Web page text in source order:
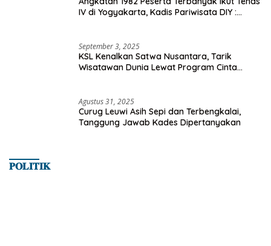
IV di Yogyakarta, Kadis Pariwisata DIY :
September 3, 2025
KSL Kenalkan Satwa Nusantara, Tarik
Wisatawan Dunia Lewat Program Cinta
Agustus 31, 2025
Curug Leuwi Asih Sepi dan Terbengkalai,
Tanggung Jawab Kades Dipertanyakan
𝐏𝐎𝐋𝐈𝐓𝐈𝐊